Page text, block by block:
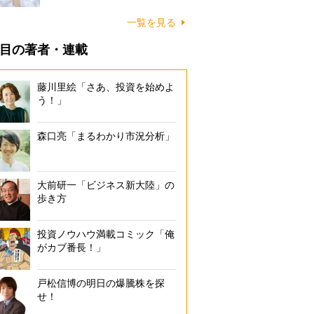
一覧を見る
の著者・連載
藤川里絵「さあ、投資を始めよ
う！」
森口亮「まるわかり市況分析」
大前研一「ビジネス新大陸」の
歩き方
投資ノウハウ満載コミック「俺
がカブ番長！」
戸松信博の明日の爆騰株を探
せ！